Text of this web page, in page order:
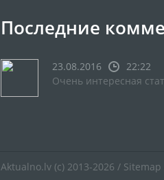
Последние
23.08.2016
22:22
Очень интересная
Aktualno.lv (c) 2013-2026 / Sitemap